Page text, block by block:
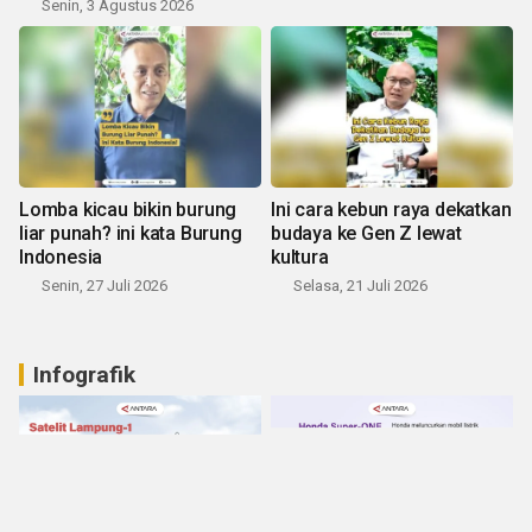
Senin, 3 Agustus 2026
Lomba kicau bikin burung
liar punah? ini kata Burung
Indonesia
Senin, 27 Juli 2026
Ini cara kebun raya dekatkan
budaya ke Gen Z lewat
kultura
Selasa, 21 Juli 2026
Infografik